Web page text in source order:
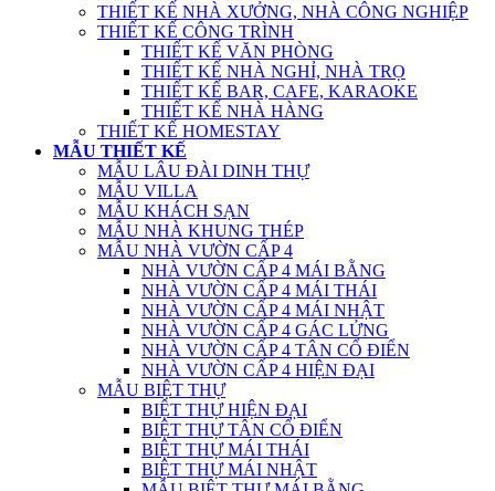
THIẾT KẾ NHÀ XƯỞNG, NHÀ CÔNG NGHIỆP
THIẾT KẾ CÔNG TRÌNH
THIẾT KẾ VĂN PHÒNG
THIẾT KẾ NHÀ NGHỈ, NHÀ TRỌ
THIẾT KẾ BAR, CAFE, KARAOKE
THIẾT KẾ NHÀ HÀNG
THIẾT KẾ HOMESTAY
MẪU THIẾT KẾ
MẪU LÂU ĐÀI DINH THỰ
MẪU VILLA
MẪU KHÁCH SẠN
MẪU NHÀ KHUNG THÉP
MẪU NHÀ VƯỜN CẤP 4
NHÀ VƯỜN CẤP 4 MÁI BẰNG
NHÀ VƯỜN CẤP 4 MÁI THÁI
NHÀ VƯỜN CẤP 4 MÁI NHẬT
NHÀ VƯỜN CẤP 4 GÁC LỬNG
NHÀ VƯỜN CẤP 4 TÂN CỔ ĐIỂN
NHÀ VƯỜN CẤP 4 HIỆN ĐẠI
MẪU BIỆT THỰ
BIỆT THỰ HIỆN ĐẠI
BIỆT THỰ TÂN CỔ ĐIỂN
BIỆT THỰ MÁI THÁI
BIỆT THỰ MÁI NHẬT